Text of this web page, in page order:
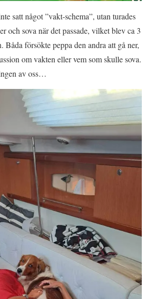
satt något ”vakt-schema”, utan turades
och sova när det passade, vilket blev ca 3
Båda försökte peppa den andra att gå ner,
om vakten eller vem som skulle sova.
av oss…